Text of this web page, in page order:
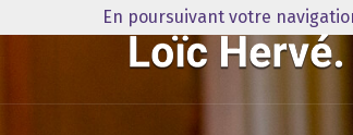
En poursuivant votre